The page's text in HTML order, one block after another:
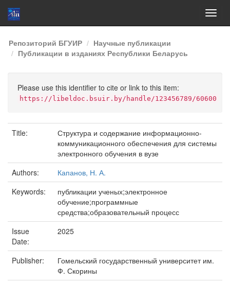
Skip
navigation
Репозиторий БГУИР
Научные публикации
Публикации в изданиях Республики Беларусь
Please use this identifier to cite or link to this item:
https://libeldoc.bsuir.by/handle/123456789/60600
Title:
Структура и содержание информационно-
коммуникационного обеспечения для системы
электронного обучения в вузе
Authors:
Капанов, Н. А.
Keywords:
публикации ученых;электронное
обучение;программные
средства;образовательный процесс
Issue
Date:
2025
Publisher:
Гомельский государственный университет им.
Ф. Скорины